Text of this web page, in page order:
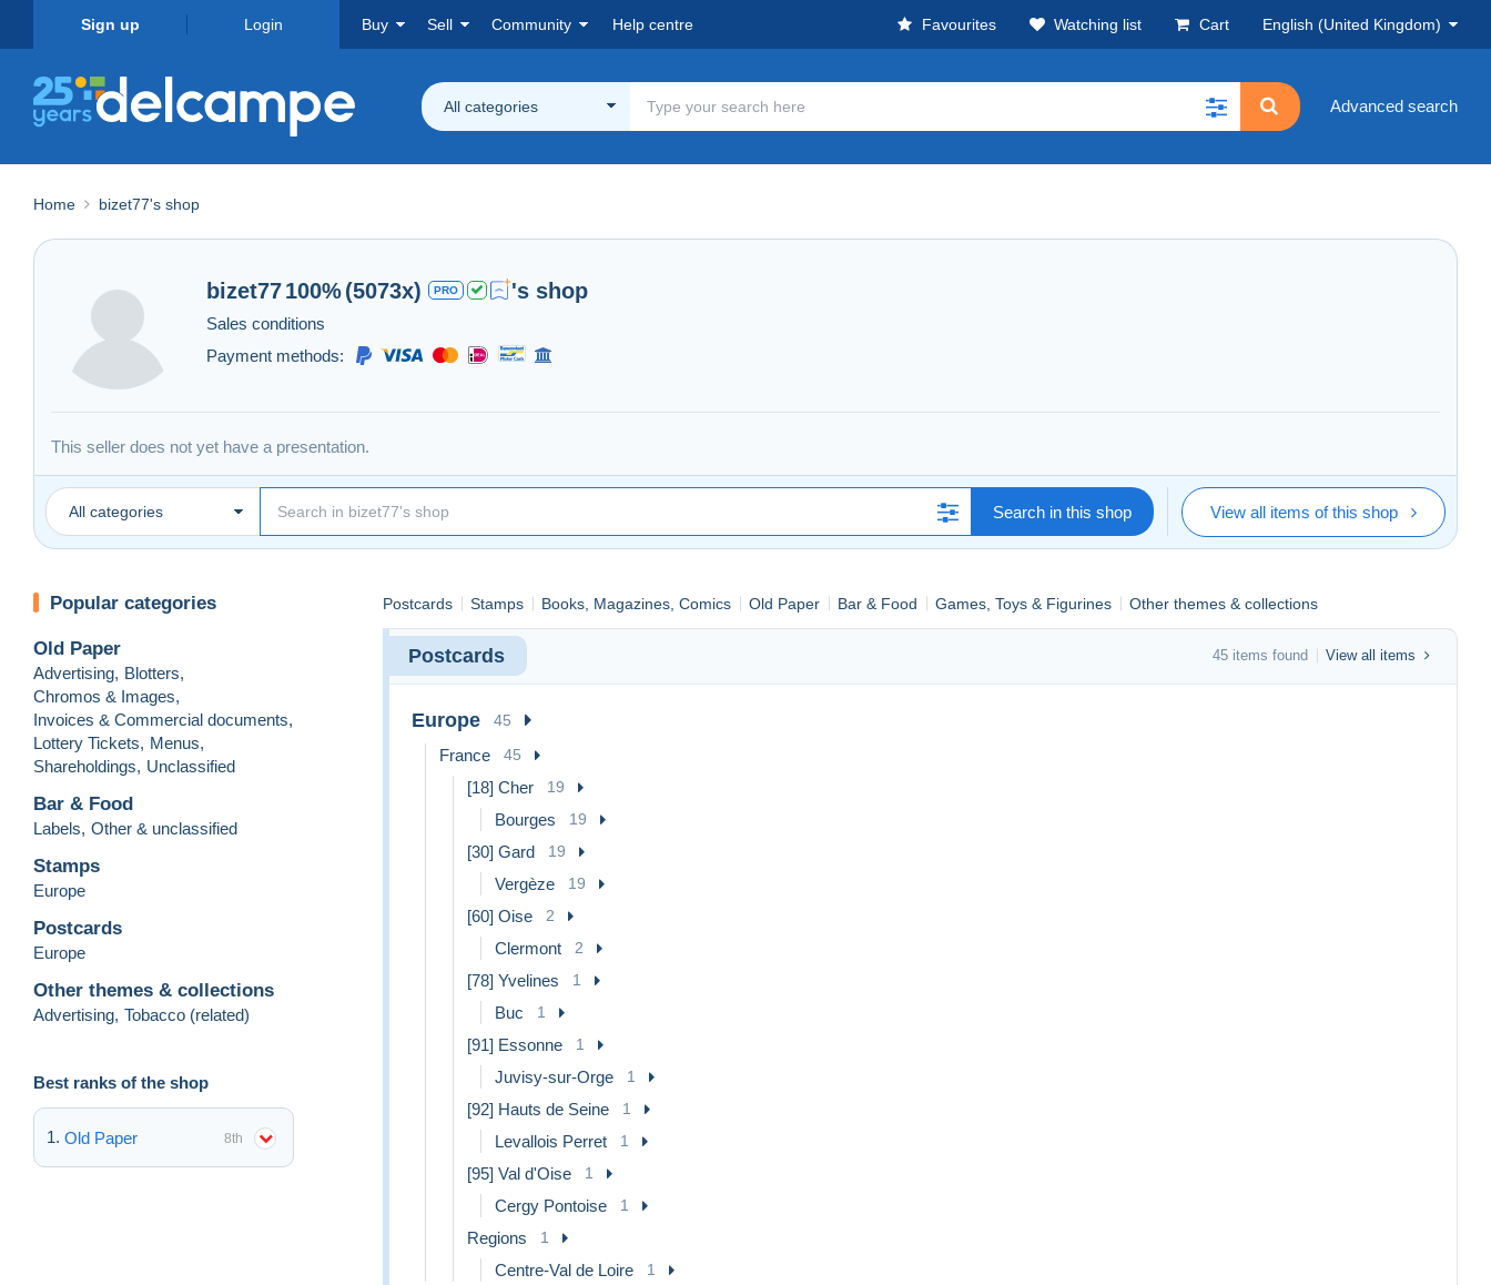
Sign up Login Buy Sell Community Help centre Favourites Watching list Cart English (United Kingdom)
All categories Advanced search
Home bizet77's shop
bizet77100%(5073x) PRO 's shop
Sales conditions
Payment methods:
This seller does not yet have a presentation.
All categories Search in this shop View all items of this shop
Popular categories
Old Paper
Advertising, Blotters,
Chromos & Images,
Invoices & Commercial documents,
Lottery Tickets, Menus,
Shareholdings, Unclassified
Bar & Food
Labels, Other & unclassified
Stamps
Europe
Postcards
Europe
Other themes & collections
Advertising, Tobacco (related)
Best ranks of the shop
Old Paper 8th
Postcards Stamps Books, Magazines, Comics Old Paper Bar & Food Games, Toys & Figurines Other themes & collections
Postcards 45 items found View all items
Europe 45
France 45
[18] Cher 19
Bourges 19
[30] Gard 19
Vergèze 19
[60] Oise 2
Clermont 2
[78] Yvelines 1
Buc 1
[91] Essonne 1
Juvisy-sur-Orge 1
[92] Hauts de Seine 1
Levallois Perret 1
[95] Val d'Oise 1
Cergy Pontoise 1
Regions 1
Centre-Val de Loire 1